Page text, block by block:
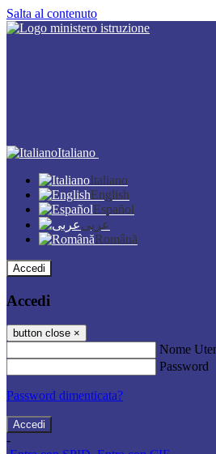
Salta al contenuto
Italiano
Italiano
English
Español
عربى
Română
Accedi
Accedi
button close ×
Nome
Password
Password dimenticata?
-